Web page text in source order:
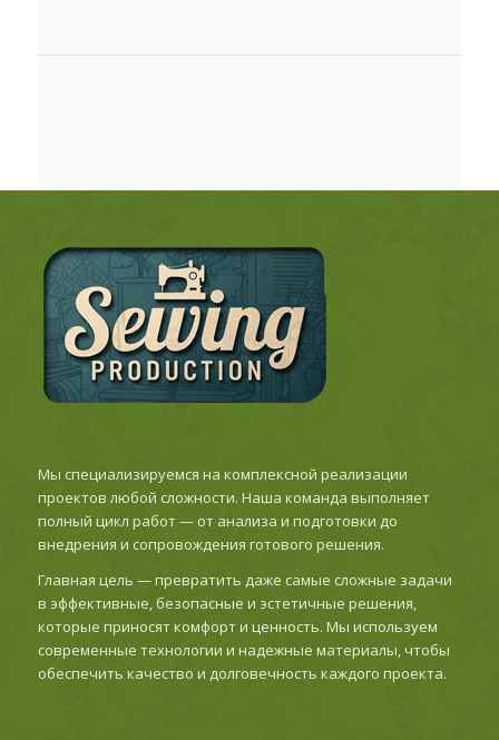
Мы специализируемся на комплексной реализации
проектов любой сложности. Наша команда выполняет
полный цикл работ — от анализа и подготовки до
внедрения и сопровождения готового решения.
Главная цель — превратить даже самые сложные задачи
в эффективные, безопасные и эстетичные решения,
которые приносят комфорт и ценность. Мы используем
современные технологии и надежные материалы, чтобы
обеспечить качество и долговечность каждого проекта.